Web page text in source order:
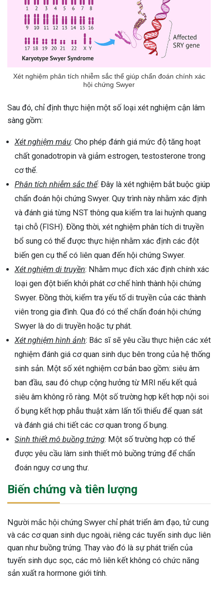
Xét nghiệm phân tích nhiễm sắc thể giúp chẩn đoán chính xác
hội chứng Swyer
Sau đó, chỉ định thực hiện một số loại xét nghiệm cận lâm
sàng gồm:
Xét nghiệm máu: Cho phép đánh giá mức độ tăng hoạt
chất gonadotropin và giảm estrogen, testosterone trong
cơ thể.
Phân tích nhiễm sắc thể: Đây là xét nghiệm bắt buộc giúp
chẩn đoán hội chứng Swyer. Quy trình này nhằm xác định
và đánh giá từng NST thông qua kiểm tra lai huỳnh quang
tại chỗ (FISH). Đồng thời, xét nghiệm phân tích di truyền
bổ sung có thể được thực hiện nhằm xác định các đột
biến gen cụ thể có liên quan đến hội chứng Swyer.
Xét nghiệm di truyền: Nhằm mục đích xác định chính xác
loại gen đột biến khởi phát cơ chế hình thành hội chứng
Swyer. Đồng thời, kiểm tra yếu tố di truyền của các thành
viên trong gia đình. Qua đó có thể chẩn đoán hội chứng
Swyer là do di truyền hoặc tự phát.
Xét nghiệm hình ảnh: Bác sĩ sẽ yêu cầu thực hiện các xét
nghiệm đánh giá cơ quan sinh dục bên trong của hệ thống
sinh sản. Một số xét nghiệm cơ bản bao gồm: siêu âm
ban đầu, sau đó chụp cộng hưởng từ MRI nếu kết quả
siêu âm không rõ ràng. Một số trường hợp kết hợp nội soi
ổ bụng kết hợp phẫu thuật xâm lấn tối thiểu để quan sát
và đánh giá chi tiết các cơ quan trong ổ bụng.
Sinh thiết mô buồng trứng: Một số trường hợp có thể
được yêu cầu làm sinh thiết mô buồng trứng để chẩn
đoán nguy cơ ung thư.
Biến chứng và tiên lượng
Người mắc hội chứng Swyer chỉ phát triển âm đạo, tử cung
và các cơ quan sinh dục ngoài, riêng các tuyến sinh dục liên
quan như buồng trứng. Thay vào đó là sự phát triển của
tuyến sinh dục sọc, các mô liên kết không có chức năng
sản xuất ra hormone giới tính.